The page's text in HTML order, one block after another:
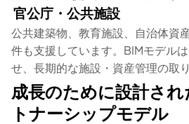
官公庁・公共施設
公共建築物、教育施設、自治体資
件も支援しています。BIMモデル
せ、長期的な施設・資産管理の取
成長のために設計さ
トナーシップモデル